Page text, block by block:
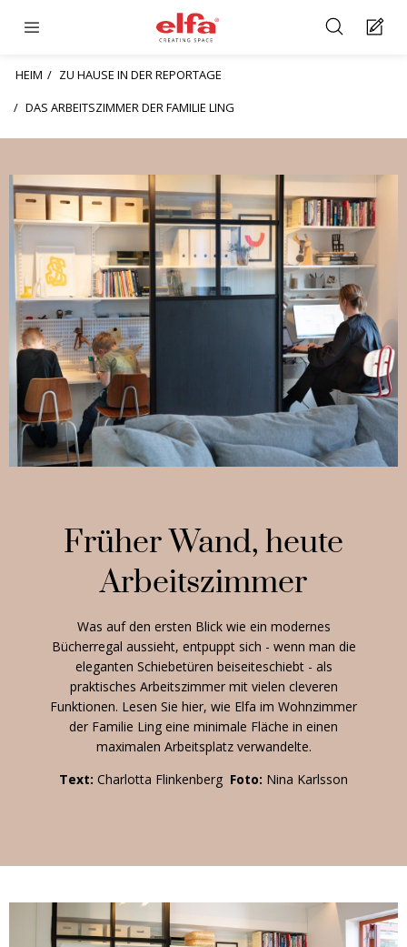
HEIM
ZU HAUSE IN DER REPORTAGE
DAS ARBEITSZIMMER DER FAMILIE LING
Früher Wand, heute
Arbeitszimmer
Was auf den ersten Blick wie ein modernes
Bücherregal aussieht, entpuppt sich - wenn man die
eleganten Schiebetüren beiseiteschiebt - als
praktisches Arbeitszimmer mit vielen cleveren
Funktionen. Lesen Sie hier, wie Elfa im Wohnzimmer
der Familie Ling eine minimale Fläche in einen
maximalen Arbeitsplatz verwandelte.
Text: Charlotta Flinkenberg Foto: Nina Karlsson